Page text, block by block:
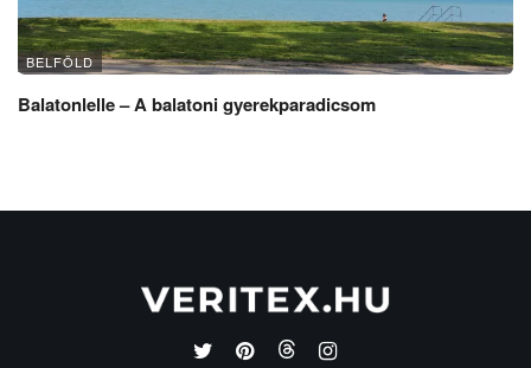
BELFÖLD
Balatonlelle – A balatoni gyerekparadicsom